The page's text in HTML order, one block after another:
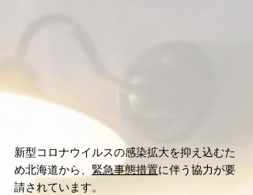
新型コロナウイルスの感染拡大を抑え込むた
め北海道から、 緊急事態措置に伴う協力が要
請されています。